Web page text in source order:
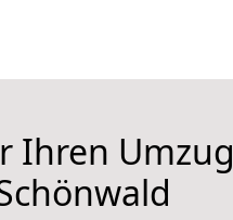
Ihren Umzug